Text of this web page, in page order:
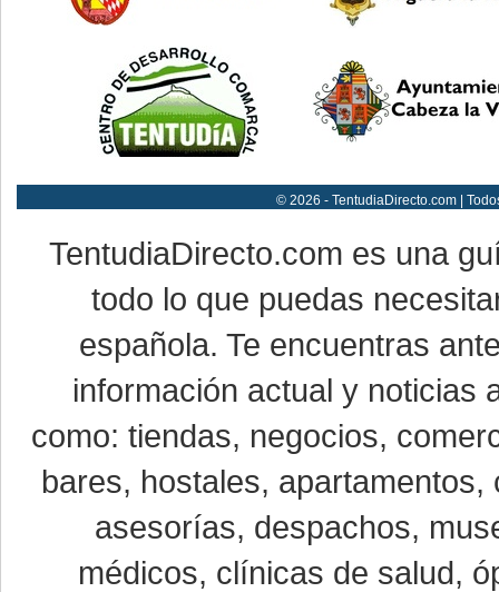
© 2026 - TentudiaDirecto.com |
TentudiaDirecto.com es una
todo lo que puedas
española. Te encuentras
información actual y noticias
como: tiendas, negocios,
bares, hostales,
asesorías, despachos,
médicos, clínicas de salud,